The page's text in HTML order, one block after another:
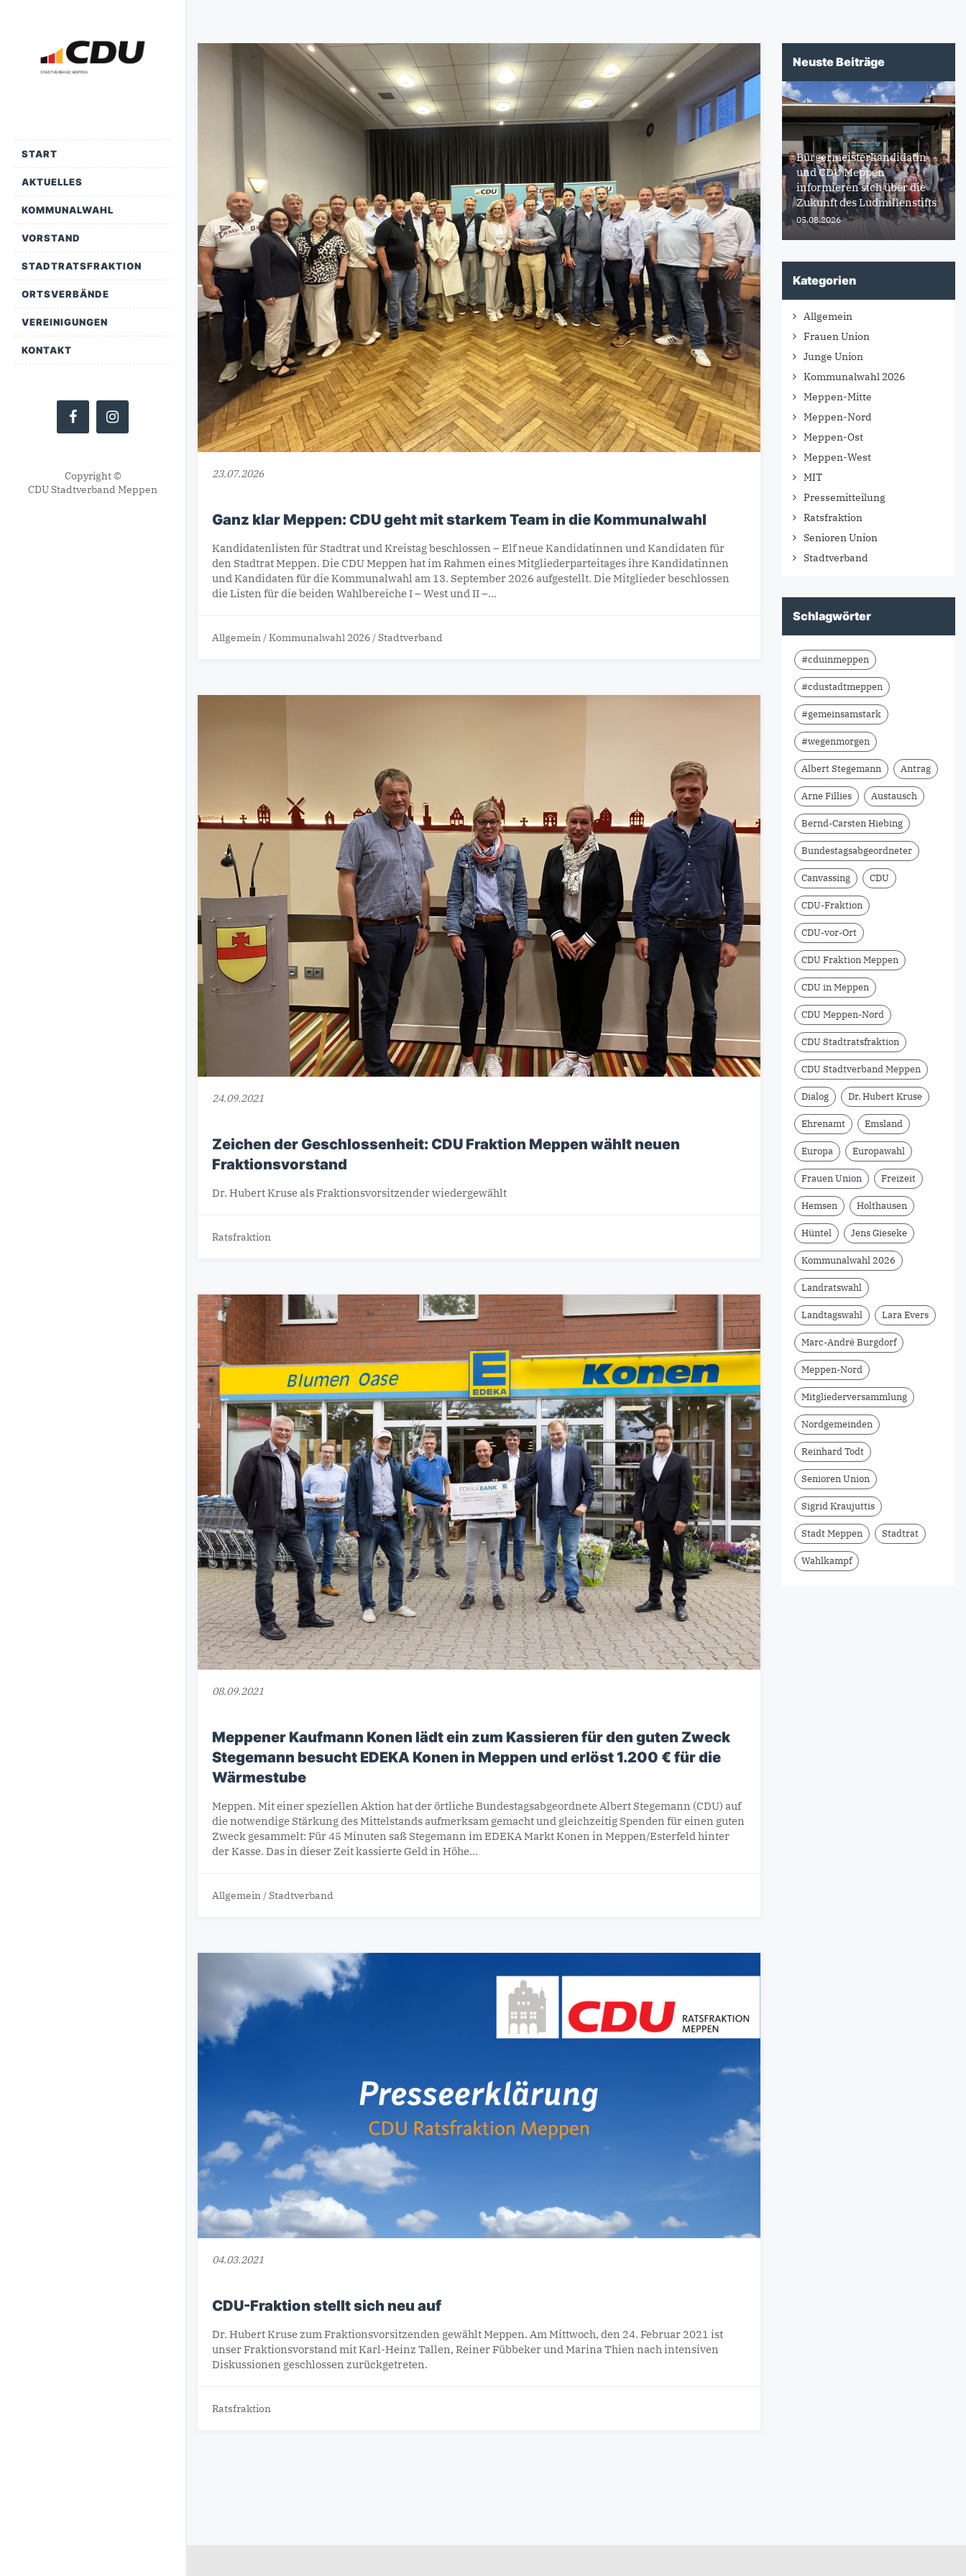
START
AKTUELLES
KOMMUNALWAHL
VORSTAND
STADTRATSFRAKTION
ORTSVERBÄNDE
VEREINIGUNGEN
KONTAKT
Copyright ©
CDU Stadtverband Meppen
23.07.2026
Ganz klar Meppen: CDU geht mit starkem Team in die Kommunalwahl
Kandidatenlisten für Stadtrat und Kreistag beschlossen – Elf neue Kandidatinnen und Kandidaten für
den Stadtrat Meppen. Die CDU Meppen hat im Rahmen eines Mitgliederparteitages ihre Kandidatinnen
und Kandidaten für die Kommunalwahl am 13. September 2026 aufgestellt. Die Mitglieder beschlossen
die Listen für die beiden Wahlbereiche I – West und II –…
Allgemein /Kommunalwahl 2026 /Stadtverband
24.09.2021
Zeichen der Geschlossenheit: CDU Fraktion Meppen wählt neuen
Fraktionsvorstand
Dr. Hubert Kruse als Fraktionsvorsitzender wiedergewählt
Ratsfraktion
08.09.2021
Meppener Kaufmann Konen lädt ein zum Kassieren für den guten Zweck
Stegemann besucht EDEKA Konen in Meppen und erlöst 1.200 € für die
Wärmestube
Meppen. Mit einer speziellen Aktion hat der örtliche Bundestagsabgeordnete Albert Stegemann (CDU) auf
die notwendige Stärkung des Mittelstands aufmerksam gemacht und gleichzeitig Spenden für einen guten
Zweck gesammelt: Für 45 Minuten saß Stegemann im EDEKA Markt Konen in Meppen/Esterfeld hinter
der Kasse. Das in dieser Zeit kassierte Geld in Höhe…
Allgemein /Stadtverband
04.03.2021
CDU-Fraktion stellt sich neu auf
Dr. Hubert Kruse zum Fraktionsvorsitzenden gewählt Meppen. Am Mittwoch, den 24. Februar 2021 ist
unser Fraktionsvorstand mit Karl-Heinz Tallen, Reiner Fübbeker und Marina Thien nach intensiven
Diskussionen geschlossen zurückgetreten.
Ratsfraktion
Neuste Beiträge
Bürgermeisterkandidatin
und CDU Meppen
informieren sich über die
Zukunft des Ludmillenstifts
05.08.2026
Kategorien
Allgemein
Frauen Union
Junge Union
Kommunalwahl 2026
Meppen-Mitte
Meppen-Nord
Meppen-Ost
Meppen-West
MIT
Pressemitteilung
Ratsfraktion
Senioren Union
Stadtverband
Schlagwörter
#cduinmeppen
#cdustadtmeppen
#gemeinsamstark
#wegenmorgen
Albert Stegemann Antrag
Arne Fillies Austausch
Bernd-Carsten Hiebing
Bundestagsabgeordneter
Canvassing CDU
CDU-Fraktion
CDU-vor-Ort
CDU Fraktion Meppen
CDU in Meppen
CDU Meppen-Nord
CDU Stadtratsfraktion
CDU Stadtverband Meppen
Dialog Dr. Hubert Kruse
Ehrenamt Emsland
Europa Europawahl
Frauen Union Freizeit
Hemsen Holthausen
Hüntel Jens Gieseke
Kommunalwahl 2026
Landratswahl
Landtagswahl Lara Evers
Marc-André Burgdorf
Meppen-Nord
Mitgliederversammlung
Nordgemeinden
Reinhard Todt
Senioren Union
Sigrid Kraujuttis
Stadt Meppen Stadtrat
Wahlkampf